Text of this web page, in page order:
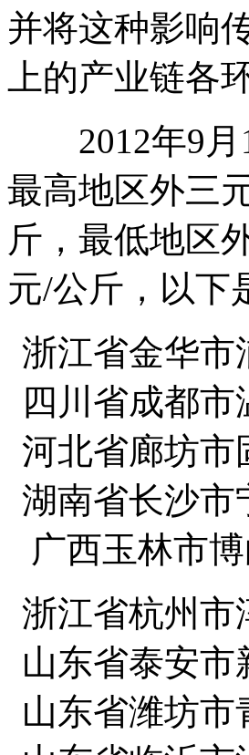
并将这种影响
上的产业链各
2012年9月
最高地区外三
斤，最低地区
元/公斤，以下
浙江省金华
四川省成都
河北省廊坊
湖南省长沙
广西玉林市
浙江省杭州
山东省泰安
山东省潍坊